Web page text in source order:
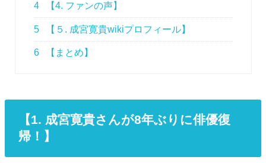
4 【4. ファンの声】
5 【５. 成宮寛貴wikiプロフィール】
6 【まとめ】
【1. 成宮寛貴さんが8年ぶりに俳優復
帰！】